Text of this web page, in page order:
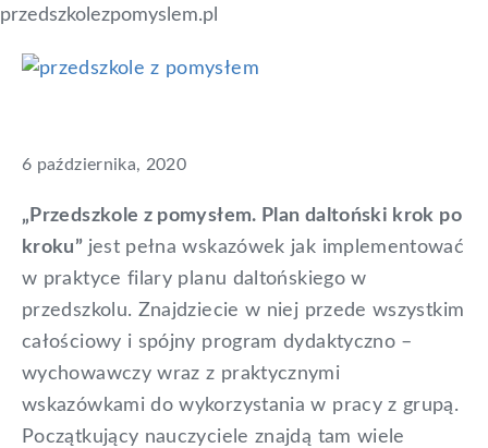
przedszkolezpomyslem.pl
nauczycieli,
chcą
mądrze
uczyć
dzieci
Moja książka o planie
6 października, 2020
„Przedszkole z pomysłem. Plan daltoński krok po
kroku” jest pełna wskazówek jak implementować
w praktyce filary planu daltońskiego w
przedszkolu. Znajdziecie w niej przede wszystkim
całościowy i spójny program dydaktyczno –
wychowawczy wraz z praktycznymi
wskazówkami do wykorzystania w pracy z grupą.
Początkujący nauczyciele znajdą tam wiele